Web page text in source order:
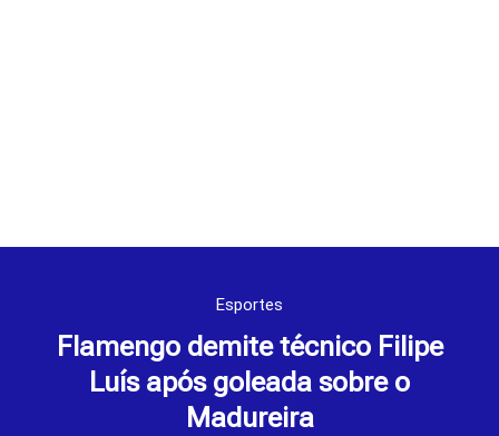
Esportes
Flamengo demite técnico Filipe
Luís após goleada sobre o
Madureira